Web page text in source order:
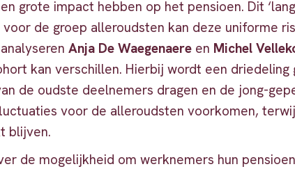
grote impact hebben op het pensioen. Dit
de groep alleroudsten kan deze uniforme
Anja De Waegenaere en Michel
kan verschillen. Hierbij wordt een
de oudste deelnemers dragen en de jong-
voor de alleroudsten voorkomen,
blijven.
de mogelijkheid om werknemers hun